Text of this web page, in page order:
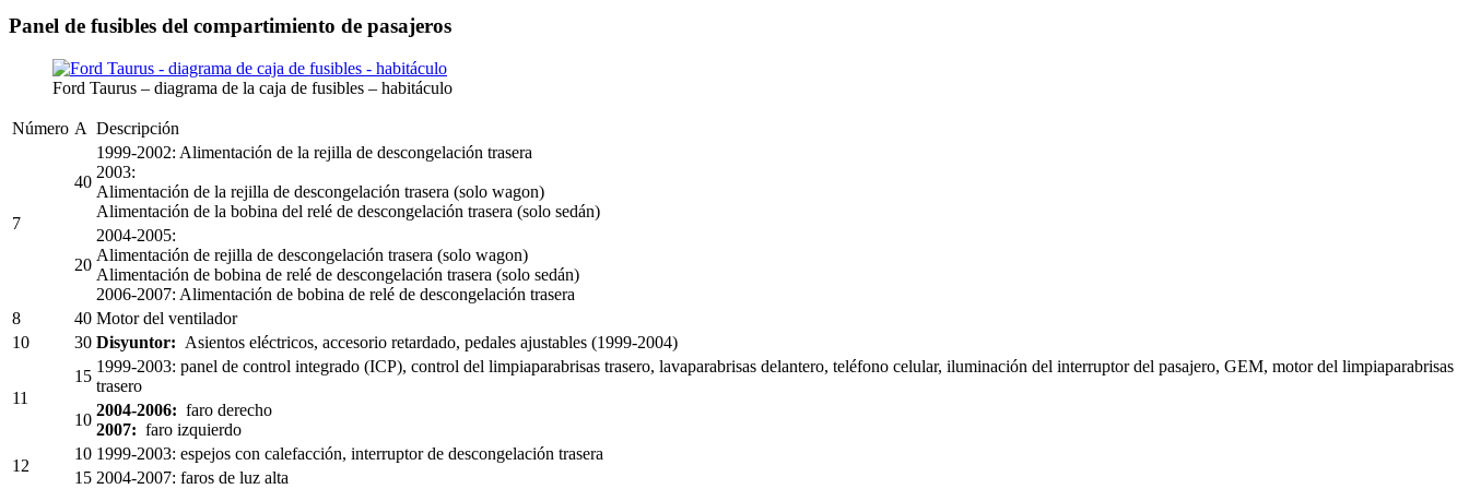
Panel de fusibles del compartimiento de pasajeros
Ford Taurus – diagrama de la caja de fusibles – habitáculo
Número A Descripción
7
40
1999-2002: Alimentación de la rejilla de descongelación trasera
2003:
Alimentación de la rejilla de descongelación trasera (solo wagon)
Alimentación de la bobina del relé de descongelación trasera (solo sedán)
20
2004-2005:
Alimentación de rejilla de descongelación trasera (solo wagon)
Alimentación de bobina de relé de descongelación trasera (solo sedán)
2006-2007: Alimentación de bobina de relé de descongelación trasera
8
40 Motor del ventilador
10
30 Disyuntor: Asientos eléctricos, accesorio retardado, pedales ajustables (1999-2004)
11
15
1999-2003: panel de control integrado (ICP), control del limpiaparabrisas trasero, lavaparabrisas delantero, teléfono celular, iluminación del interruptor del pasajero, GEM, motor del limpiaparabrisas
trasero
10
2004-2006: faro derecho
2007: faro izquierdo
12
10 1999-2003: espejos con calefacción, interruptor de descongelación trasera
15 2004-2007: faros de luz alta